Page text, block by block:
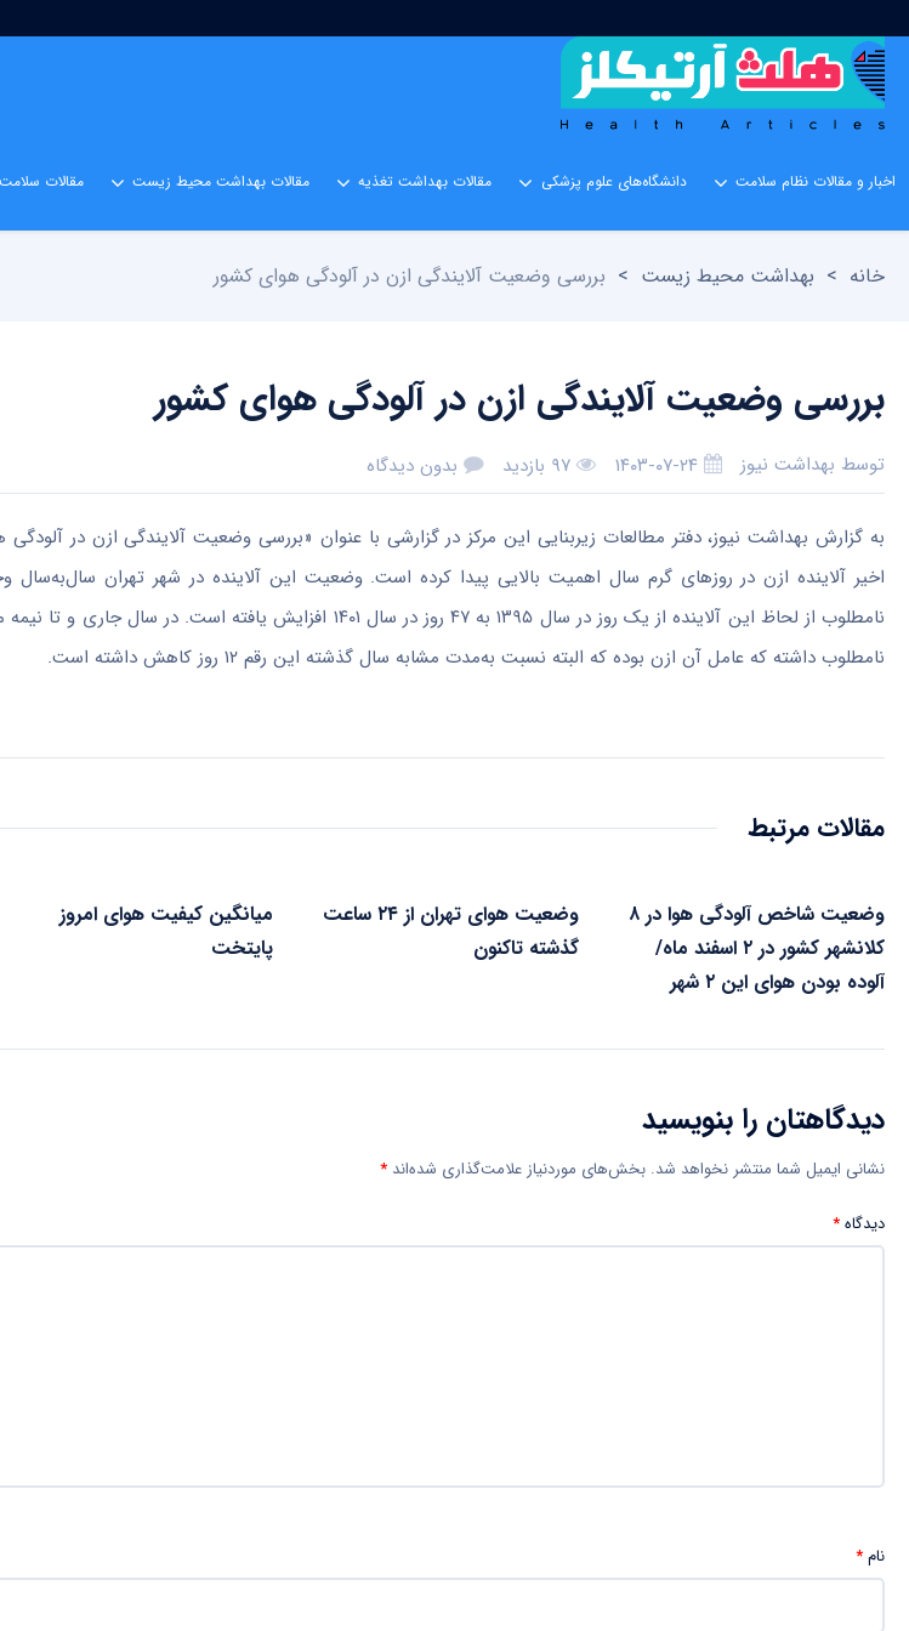
اخبار و مقالات نظام سلامت دانشگاه‌های علوم پزشکی مقالات بهداشت تغذیه مقالات بهداشت محیط زیست مقالات
خانه > بهداشت محیط زیست > بررسی وضعیت آلایندگی ازن در آلودگی هوای کشور
بررسی وضعیت آلایندگی ازن در آلودگی هوای کشور
توسط بهداشت نیوز ۱۴۰۳-۰۷-۲۴ ۹۷ بازدید بدون دیدگاه
به گزارش بهداشت نیوز، دفتر مطالعات زیربنایی این مرکز در گزارشی با عنوان «بررسی وضعیت آلایندگی ازن در
اخیر آلاینده ازن در روزهای گرم سال اهمیت بالایی پیدا کرده ‌است. وضعیت این آلاینده در شهر تهران سال‌به‌سال
نامطلوب داشته که عامل آن ازن بوده که البته نسبت به‌مدت مشابه سال گذشته این رقم ۱۲ روز کاهش داشته است.
مقالات مرتبط
وضعیت شاخص آلودگی هوا در ۸
کلانشهر کشور در ۲ اسفند ماه/
آلوده بودن هوای این ۲ شهر
وضعیت هوای تهران از ۲۴ ساعت
گذشته تاکنون
میانگین کیفیت هوای امروز
پایتخت
دیدگاهتان را بنویسید
نشانی ایمیل شما منتشر نخواهد شد. بخش‌های موردنیاز علامت‌گذاری شده‌اند *
دیدگاه*
نام*